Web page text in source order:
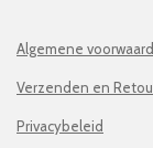
Algemene
Verzenden en
Privacybeleid